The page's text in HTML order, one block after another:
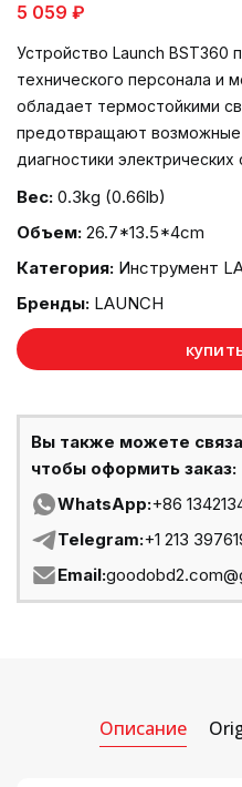
5 059 ₽
Устройство Launch BST360
технического персонала и
обладает термостойкими
предотвращают возможные
диагностики электрических
Вес: 0.3kg (0.66lb)
Объем: 26.7*13.5*4cm
Категория: Инструмент
Бренды: LAUNCH
Вы также можете
чтобы оформить заказ:
WhatsApp:+86
Telegram:+1 213
Email:
Описание